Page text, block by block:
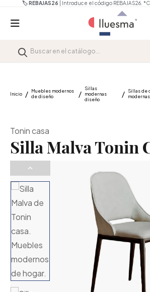
🏷️ REBAJAS26 | Introduce el código REBAJAS26.
Inicio
Muebles modernos
de diseño
Sillas
modernas
diseño
Sillas de
modernas
Tonin casa
Silla Malva Tonin